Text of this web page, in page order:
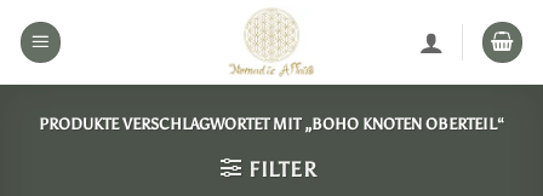
Inhalt
PRODUKTE VERSCHLAGWORTET MIT „BOHO KNOTEN OBERTEIL“
FILTER